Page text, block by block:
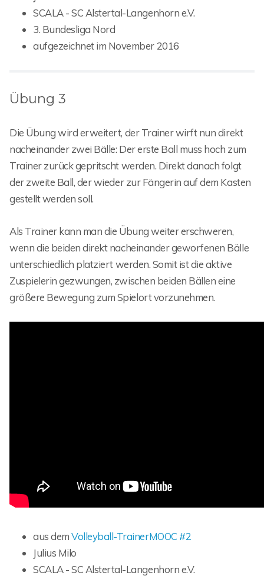
SCALA - SC Alstertal-Langenhorn e.V.
3. Bundesliga Nord
aufgezeichnet im November 2016
Übung 3
Die Übung wird erweitert, der Trainer wirft nun direkt
nacheinander zwei Bälle: Der erste Ball muss hoch zum
Trainer zurück gepritscht werden. Direkt danach folgt
der zweite Ball, der wieder zur Fängerin auf dem Kasten
gestellt werden soll.
Als Trainer kann man die Übung weiter erschweren,
wenn die beiden direkt nacheinander geworfenen Bälle
unterschiedlich platziert werden. Somit ist die aktive
Zuspielerin gezwungen, zwischen beiden Bällen eine
größere Bewegung zum Spielort vorzunehmen.
aus demVolleyball-TrainerMOOC #2
Julius Milo
SCALA - SC Alstertal-Langenhorn e.V.